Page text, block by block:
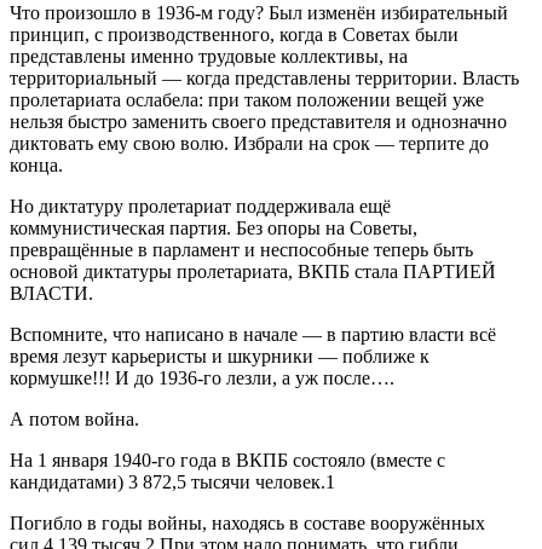
Что произошло в 1936-м году? Был изменён избирательный
принцип, с производственного, когда в Советах были
представлены именно трудовые коллективы, на
территориальный — когда представлены территории. Власть
пролетариата ослабела: при таком положении вещей уже
нельзя быстро заменить своего представителя и однозначно
диктовать ему свою волю. Избрали на срок — терпите до
конца.
Но диктатуру пролетариат поддерживала ещё
коммунистическая партия. Без опоры на Советы,
превращённые в парламент и неспособные теперь быть
основой диктатуры пролетариата, ВКПБ стала ПАРТИЕЙ
ВЛАСТИ.
Вспомните, что написано в начале — в партию власти всё
время лезут карьеристы и шкурники — поближе к
кормушке!!! И до 1936-го лезли, а уж после….
А потом война.
На 1 января 1940-го года в ВКПБ состояло (вместе с
кандидатами) 3 872,5 тысячи человек.1
Погибло в годы войны, находясь в составе вооружённых
сил 4 139 тысяч. 2 При этом надо понимать, что гибли